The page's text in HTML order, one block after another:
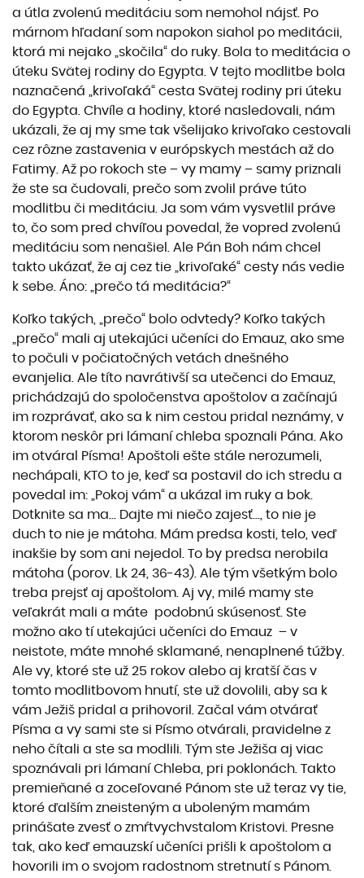
a útla zvolenú meditáciu som nemohol nájsť. Po
márnom hľadaní som napokon siahol po meditácii,
ktorá mi nejako „skočila“ do ruky. Bola to meditácia o
úteku Svätej rodiny do Egypta. V tejto modlitbe bola
naznačená „krivoľaká“ cesta Svätej rodiny pri úteku
do Egypta. Chvíle a hodiny, ktoré nasledovali, nám
ukázali, že aj my sme tak všelijako krivoľako cestovali
cez rôzne zastavenia v európskych mestách až do
Fatimy. Až po rokoch ste – vy mamy – samy priznali
že ste sa čudovali, prečo som zvolil práve túto
modlitbu či meditáciu. Ja som vám vysvetlil práve
to, čo som pred chvíľou povedal, že vopred zvolenú
meditáciu som nenašiel. Ale Pán Boh nám chcel
takto ukázať, že aj cez tie „krivoľaké“ cesty nás vedie
k sebe. Áno: „prečo tá meditácia?“
Koľko takých, „prečo“ bolo odvtedy? Koľko takých
„prečo“ mali aj utekajúci učeníci do Emauz, ako sme
to počuli v počiatočných vetách dnešného
evanjelia. Ale títo navrátivší sa utečenci do Emauz,
prichádzajú do spoločenstva apoštolov a začínajú
im rozprávať, ako sa k nim cestou pridal neznámy, v
ktorom neskôr pri lámaní chleba spoznali Pána. Ako
im otváral Písma! Apoštoli ešte stále nerozumeli,
nechápali, KTO to je, keď sa postavil do ich stredu a
povedal im: „Pokoj vám“ a ukázal im ruky a bok.
Dotknite sa ma… Dajte mi niečo zajesť…, to nie je
duch to nie je mátoha. Mám predsa kosti, telo, veď
inakšie by som ani nejedol. To by predsa nerobila
mátoha (porov. Lk 24, 36-43). Ale tým všetkým bolo
treba prejsť aj apoštolom. Aj vy, milé mamy ste
veľakrát mali a máte podobnú skúsenosť. Ste
možno ako tí utekajúci učeníci do Emauz – v
neistote, máte mnohé sklamané, nenaplnené túžby.
Ale vy, ktoré ste už 25 rokov alebo aj kratší čas v
tomto modlitbovom hnutí, ste už dovolili, aby sa k
vám Ježiš pridal a prihovoril. Začal vám otvárať
Písma a vy sami ste si Písmo otvárali, pravidelne z
neho čítali a ste sa modlili. Tým ste Ježiša aj viac
spoznávali pri lámaní Chleba, pri poklonách. Takto
premieňané a zoceľované Pánom ste už teraz vy tie,
ktoré ďalším zneisteným a uboleným mamám
prinášate zvesť o zmŕtvychvstalom Kristovi. Presne
tak, ako keď emauzskí učeníci prišli k apoštolom a
hovorili im o svojom radostnom stretnutí s Pánom.